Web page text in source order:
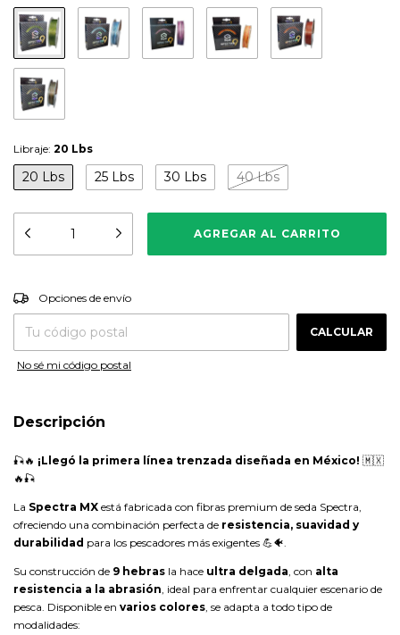
Libraje: 20 Lbs
20 Lbs 25 Lbs 30 Lbs 40 Lbs
Entregas para el CP:
Opciones de envío
CALCULAR
No sé mi código postal
Descripción
🎣🔥 ¡Llegó la primera línea trenzada diseñada en México! 🇲🇽
🔥🎣
La Spectra MX está fabricada con fibras premium de seda Spectra,
ofreciendo una combinación perfecta de resistencia, suavidad y
durabilidad para los pescadores más exigentes 💪🐠.
Su construcción de 9 hebras la hace ultra delgada, con alta
resistencia a la abrasión, ideal para enfrentar cualquier escenario de
pesca. Disponible en varios colores, se adapta a todo tipo de
modalidades: